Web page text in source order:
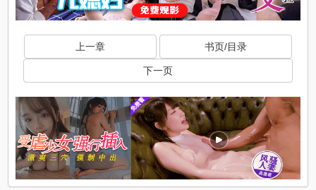
上一章 书页/目录
下一页